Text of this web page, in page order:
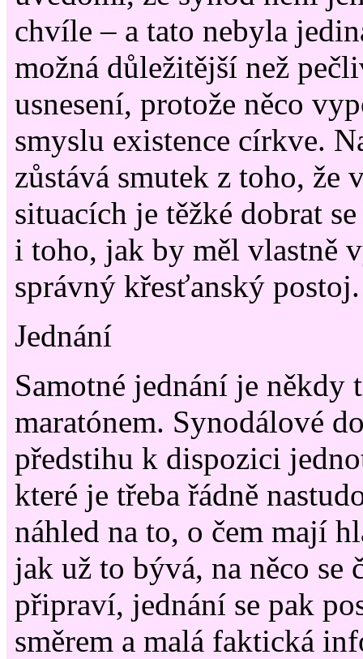
chvíle – a tato nebyla
možná důležitější než
usnesení, protože něco
smyslu existence církve.
zůstává smutek z toho, že
situacích je těžké dobrat
i toho, jak by měl vlastně
správný křesťanský postoj.
Jednání
Samotné jednání je někdy
maratónem. Synodálové
předstihu k dispozici
které je třeba řádně
náhled na to, o čem mají
jak už to bývá, na něco se
připraví, jednání se pak
směrem a malá faktická